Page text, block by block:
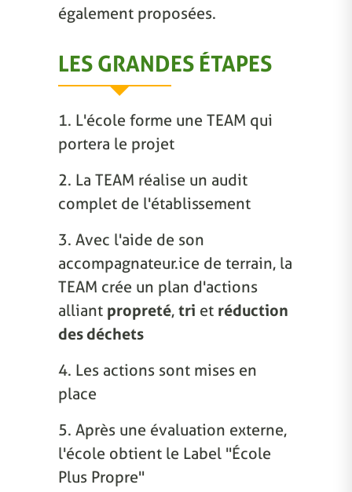
également proposées.
LES GRANDES ÉTAPES
1. L'école forme une TEAM qui
portera le projet
2. La TEAM réalise un audit
complet de l'établissement
3. Avec l'aide de son
accompagnateur.ice de terrain, la
TEAM crée un plan d'actions
alliant propreté, tri et réduction
des déchets
4. Les actions sont mises en
place
5. Après une évaluation externe,
l'école obtient le Label "École
Plus Propre"